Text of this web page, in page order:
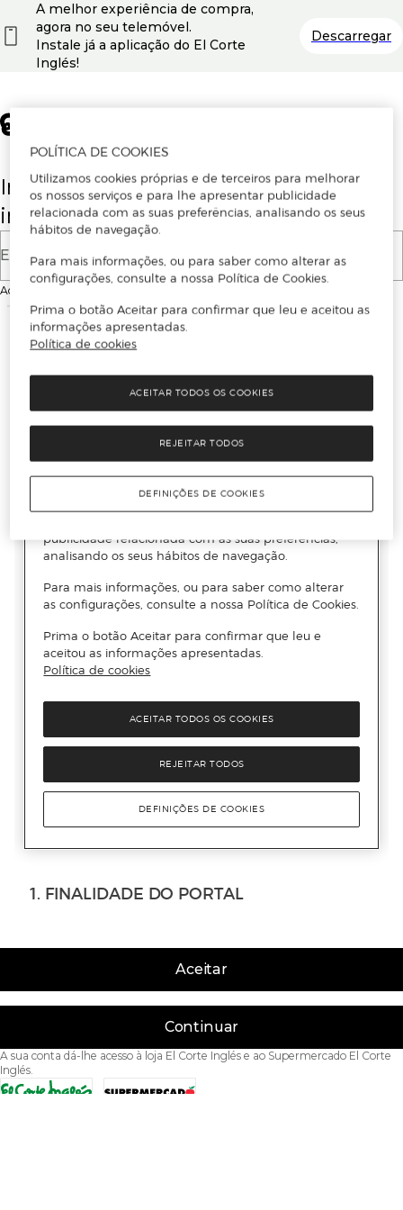
Insira o seu email para se registar ou
iniciar sessão.
E-mail
Ao continuar, aceitas as
Aceitar
Continuar
A sua conta dá-lhe acesso à loja El Corte Inglés e ao Supermercado El Corte
Inglés.
A melhor experiência de compra,
agora no seu telemóvel.
Instale já a aplicação do El Corte
Inglés!
Descarregar
POLÍTICA DE COOKIES
Utilizamos cookies próprias e de terceiros para melhorar
os nossos serviços e para lhe apresentar publicidade
relacionada com as suas preferências, analisando os seus
hábitos de navegação.
Para mais informações, ou para saber como alterar as
configurações, consulte a nossa Política de Cookies.
Prima o botão Aceitar para confirmar que leu e aceitou as
informações apresentadas.
Política de cookies
REJEITAR TODOS
ACEITAR TODOS OS COOKIES
DEFINIÇÕES DE COOKIES